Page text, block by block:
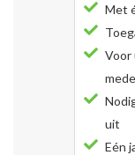
Met
Voor
uit
Eén